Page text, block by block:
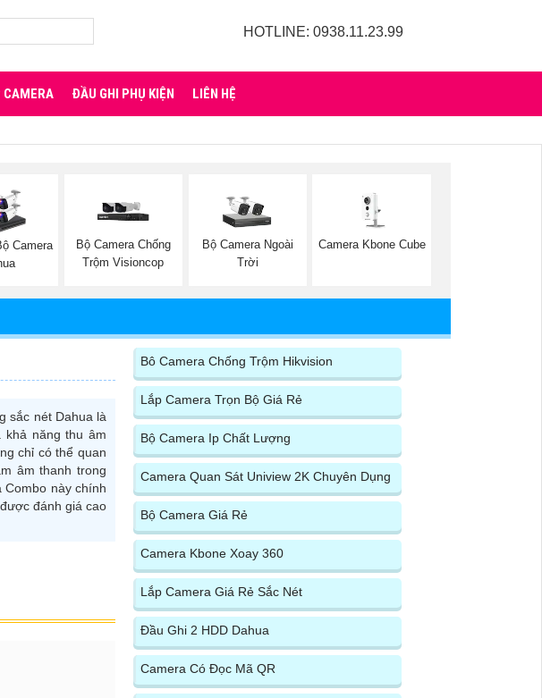
HOTLINE: 0938.11.23.99
CAMERA ĐẦU GHI PHỤ KIỆN LIÊN HỆ
Camera
Bộ Camera Chống
Trộm Visioncop
Bộ Camera Ngoài
Trời
Camera Kbone Cube
sắc nét Dahua là
năng thu âm
chỉ có thể quan
âm thanh trong
này chính
đánh giá cao
Bô Camera Chống Trộm Hikvision
Lắp Camera Trọn Bộ Giá Rẻ
Bộ Camera Ip Chất Lượng
Camera Quan Sát Uniview 2K Chuyên Dụng
Bộ Camera Giá Rẻ
Camera Kbone Xoay 360
Lắp Camera Giá Rẻ Sắc Nét
Đầu Ghi 2 HDD Dahua
Camera Có Đọc Mã QR